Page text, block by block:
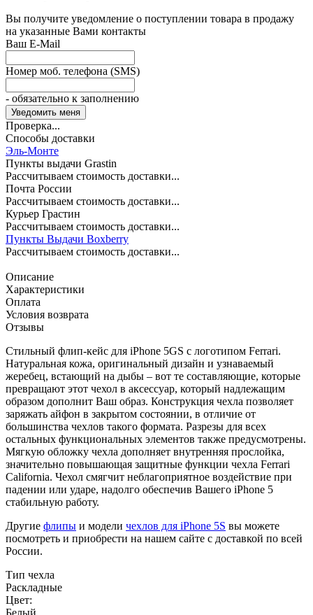
Вы получите уведомление о поступлении товара в продажу
на указанные Вами контакты
Ваш E-Mail
Номер моб. телефона (SMS)
- обязательно к заполнению
Проверка...
Способы доставки
Эль-Монте
Пункты выдачи Grastin
Рассчитываем стоимость доставки...
Почта России
Рассчитываем стоимость доставки...
Курьер Грастин
Рассчитываем стоимость доставки...
Пункты Выдачи Boxberry
Рассчитываем стоимость доставки...
Описание
Характеристики
Оплата
Условия возврата
Отзывы
Стильный флип-кейс для iPhone 5GS с логотипом Ferrari.
Натуральная кожа, оригинальный дизайн и узнаваемый
жеребец, встающий на дыбы – вот те составляющие, которые
превращают этот чехол в аксессуар, который надлежащим
образом дополнит Ваш образ. Конструкция чехла позволяет
заряжать айфон в закрытом состоянии, в отличие от
большинства чехлов такого формата. Разрезы для всех
остальных функциональных элементов также предусмотрены.
Мягкую обложку чехла дополняет внутренняя прослойка,
значительно повышающая защитные функции чехла Ferrari
California. Чехол смягчит неблагоприятное воздействие при
падении или ударе, надолго обеспечив Вашего iPhone 5
стабильную работу.
Другие флипы и модели чехлов для iPhone 5S вы можете
посмотреть и приобрести на нашем сайте с доставкой по всей
России.
Тип чехла
Раскладные
Цвет:
Белый